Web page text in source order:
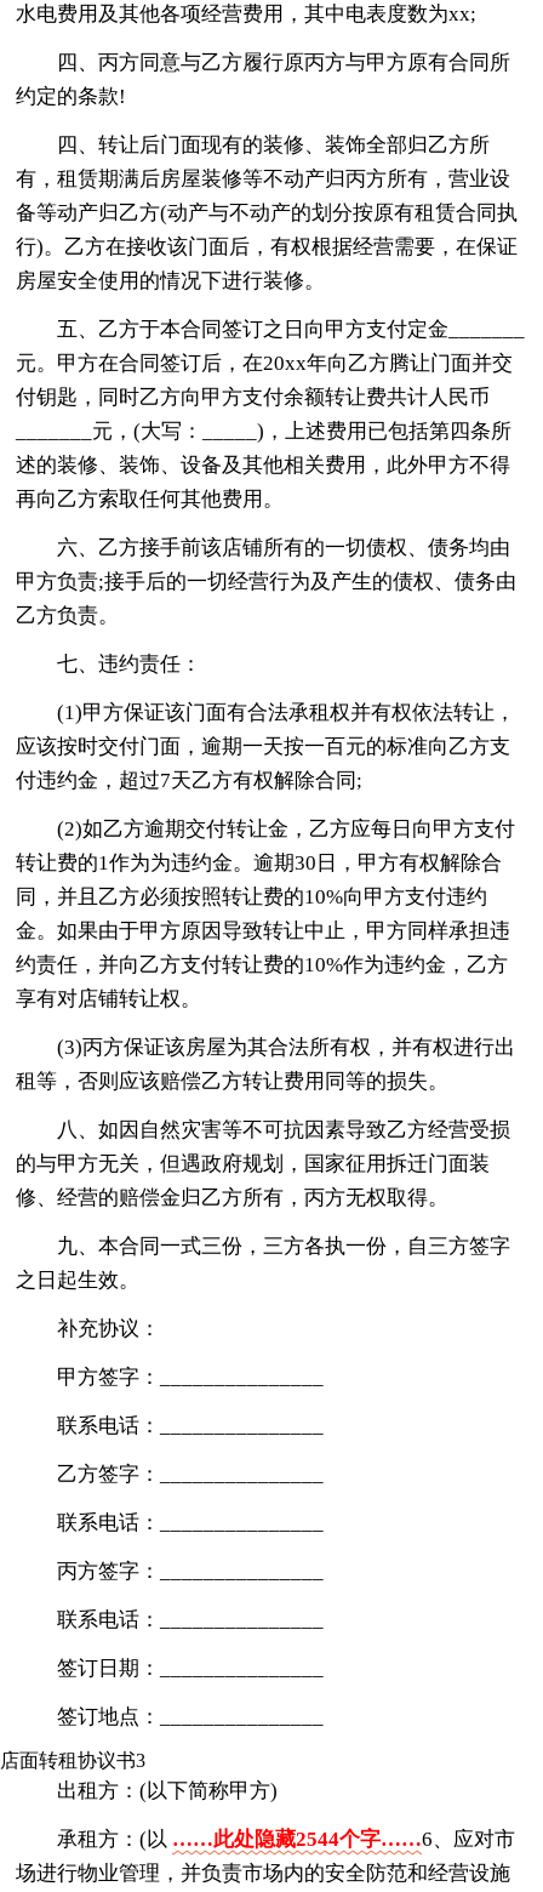
水电费用及其他各项经营费用，其中电表度数为xx;
四、丙方同意与乙方履行原丙方与甲方原有合同所
约定的条款!
四、转让后门面现有的装修、装饰全部归乙方所
有，租赁期满后房屋装修等不动产归丙方所有，营业设
备等动产归乙方(动产与不动产的划分按原有租赁合同执
行)。乙方在接收该门面后，有权根据经营需要，在保证
房屋安全使用的情况下进行装修。
五、乙方于本合同签订之日向甲方支付定金_______
元。甲方在合同签订后，在20xx年向乙方腾让门面并交
付钥匙，同时乙方向甲方支付余额转让费共计人民币
_______元，(大写：_____)，上述费用已包括第四条所
述的装修、装饰、设备及其他相关费用，此外甲方不得
再向乙方索取任何其他费用。
六、乙方接手前该店铺所有的一切债权、债务均由
甲方负责;接手后的一切经营行为及产生的债权、债务由
乙方负责。
七、违约责任：
(1)甲方保证该门面有合法承租权并有权依法转让，
应该按时交付门面，逾期一天按一百元的标准向乙方支
付违约金，超过7天乙方有权解除合同;
(2)如乙方逾期交付转让金，乙方应每日向甲方支付
转让费的1作为为违约金。逾期30日，甲方有权解除合
同，并且乙方必须按照转让费的10%向甲方支付违约
金。如果由于甲方原因导致转让中止，甲方同样承担违
约责任，并向乙方支付转让费的10%作为违约金，乙方
享有对店铺转让权。
(3)丙方保证该房屋为其合法所有权，并有权进行出
租等，否则应该赔偿乙方转让费用同等的损失。
八、如因自然灾害等不可抗因素导致乙方经营受损
的与甲方无关，但遇政府规划，国家征用拆迁门面装
修、经营的赔偿金归乙方所有，丙方无权取得。
九、本合同一式三份，三方各执一份，自三方签字
之日起生效。
补充协议：
甲方签字：_______________
联系电话：_______________
乙方签字：_______________
联系电话：_______________
丙方签字：_______________
联系电话：_______________
签订日期：_______________
签订地点：_______________
店面转租协议书3
出租方：(以下简称甲方)
承租方：(以 ……此处隐藏2544个字……6、应对市
场进行物业管理，并负责市场内的安全防范和经营设施